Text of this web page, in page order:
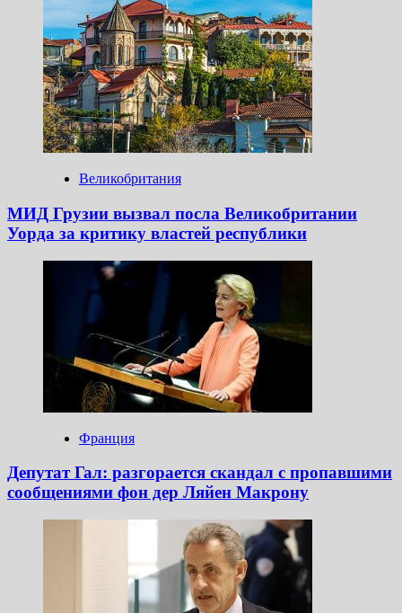
Великобритания
МИД Грузии вызвал посла Великобритании
Уорда за критику властей республики
Франция
Депутат Гал: разгорается скандал с пропавшими
сообщениями фон дер Ляйен Макрону